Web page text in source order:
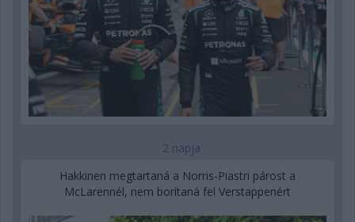
2 napja
Hakkinen megtartaná a Norris-Piastri párost a
McLarennél, nem borítaná fel Verstappenért